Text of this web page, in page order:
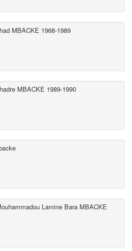
MBACKE 1968-1989
MBACKE 1989-1990
Lamine Bara MBACKE